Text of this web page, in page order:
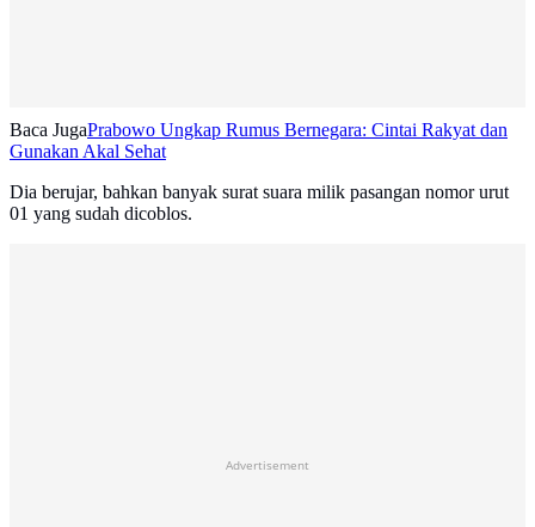
Baca JugaPrabowo Ungkap Rumus Bernegara: Cintai Rakyat dan
Gunakan Akal Sehat
Dia berujar, bahkan banyak surat suara milik pasangan nomor urut
01 yang sudah dicoblos.
Advertisement